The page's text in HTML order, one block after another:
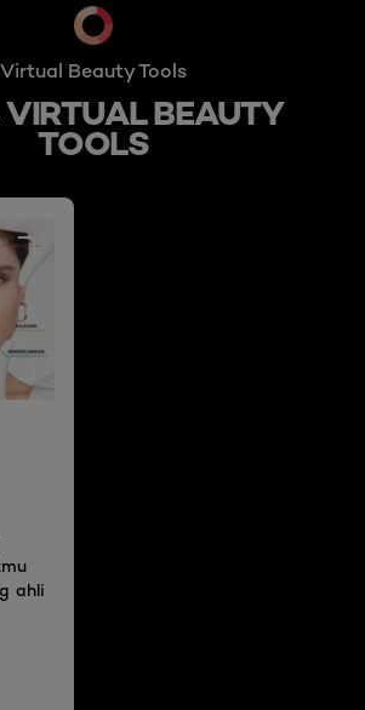
BEAUTY
TOOLS
Virtual Beauty Tools
ahli